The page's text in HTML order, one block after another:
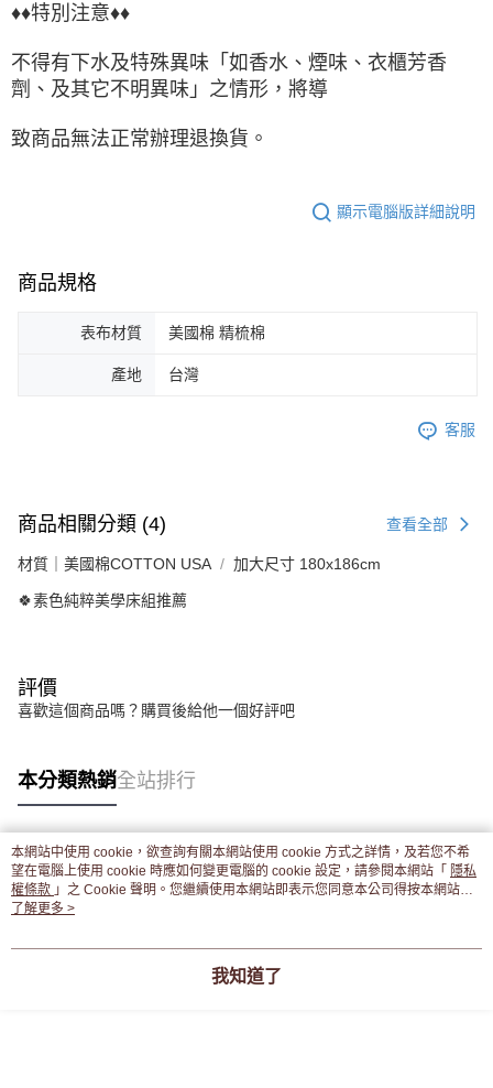
♦♦特別注意♦♦
不得有下水及特殊異味「如香水、煙味、衣櫃芳香
劑、及其它不明異味」之情形，將導
致商品無法正常辦理退換貨。
顯示電腦版詳細說明
商品規格
表布材質 美國棉 精梳棉
產地 台灣
客服
商品相關分類 (4) 查看全部
材質｜美國棉COTTON USA 加大尺寸 180x186cm
🍀素色純粹美學床組推薦
評價
喜歡這個商品嗎？購買後給他一個好評吧
本分類熱銷全站排行
熱門標籤
本網站中使用 cookie，欲查詢有關本網站使用 cookie 方式之詳情，及若您不希
望在電腦上使用 cookie 時應如何變更電腦的 cookie 設定，請參閱本網站「 隱私
權條款 」之 Cookie 聲明。您繼續使用本網站即表示您同意本公司得按本網站使
用條款之 Cookie 聲明使用 cookie。
了解更多 >
我知道了